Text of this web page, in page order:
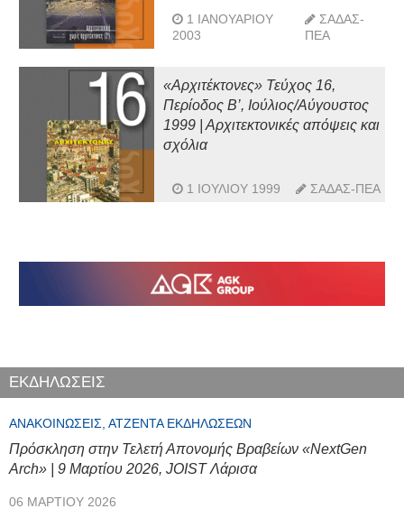
1 ΙΑΝΟΥΑΡΊΟΥ
2003
ΣΑΔΑΣ-
ΠΕΑ
«Αρχιτέκτονες» Τεύχος 16,
Περίοδος Β’, Ιούλιος/Αύγουστος
1999 | Αρχιτεκτονικές απόψεις και
σχόλια
1 ΙΟΥΛΊΟΥ 1999 ΣΑΔΑΣ-ΠΕΑ
ΕΚΔΗΛΩΣΕΙΣ
ΑΝΑΚΟΙΝΏΣΕΙΣ, ΑΤΖΈΝΤΑ ΕΚΔΗΛΏΣΕΩΝ
Πρόσκληση στην Τελετή Απονομής Βραβείων «NextGen
Arch» | 9 Μαρτίου 2026, JOIST Λάρισα
06 ΜΑΡΤΊΟΥ 2026